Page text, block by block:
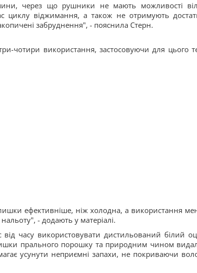
через що рушники не мають можливості
циклу віджимання, а також не отримують
забруднення", - пояснила Стерн.
чотири використання, застосовуючи для цього
ефективніше, ніж холодна, а використання
- додають у матеріалі.
часу використовувати дистильований білий
прального порошку та природним чином
усунути неприємні запахи, не покриваючи